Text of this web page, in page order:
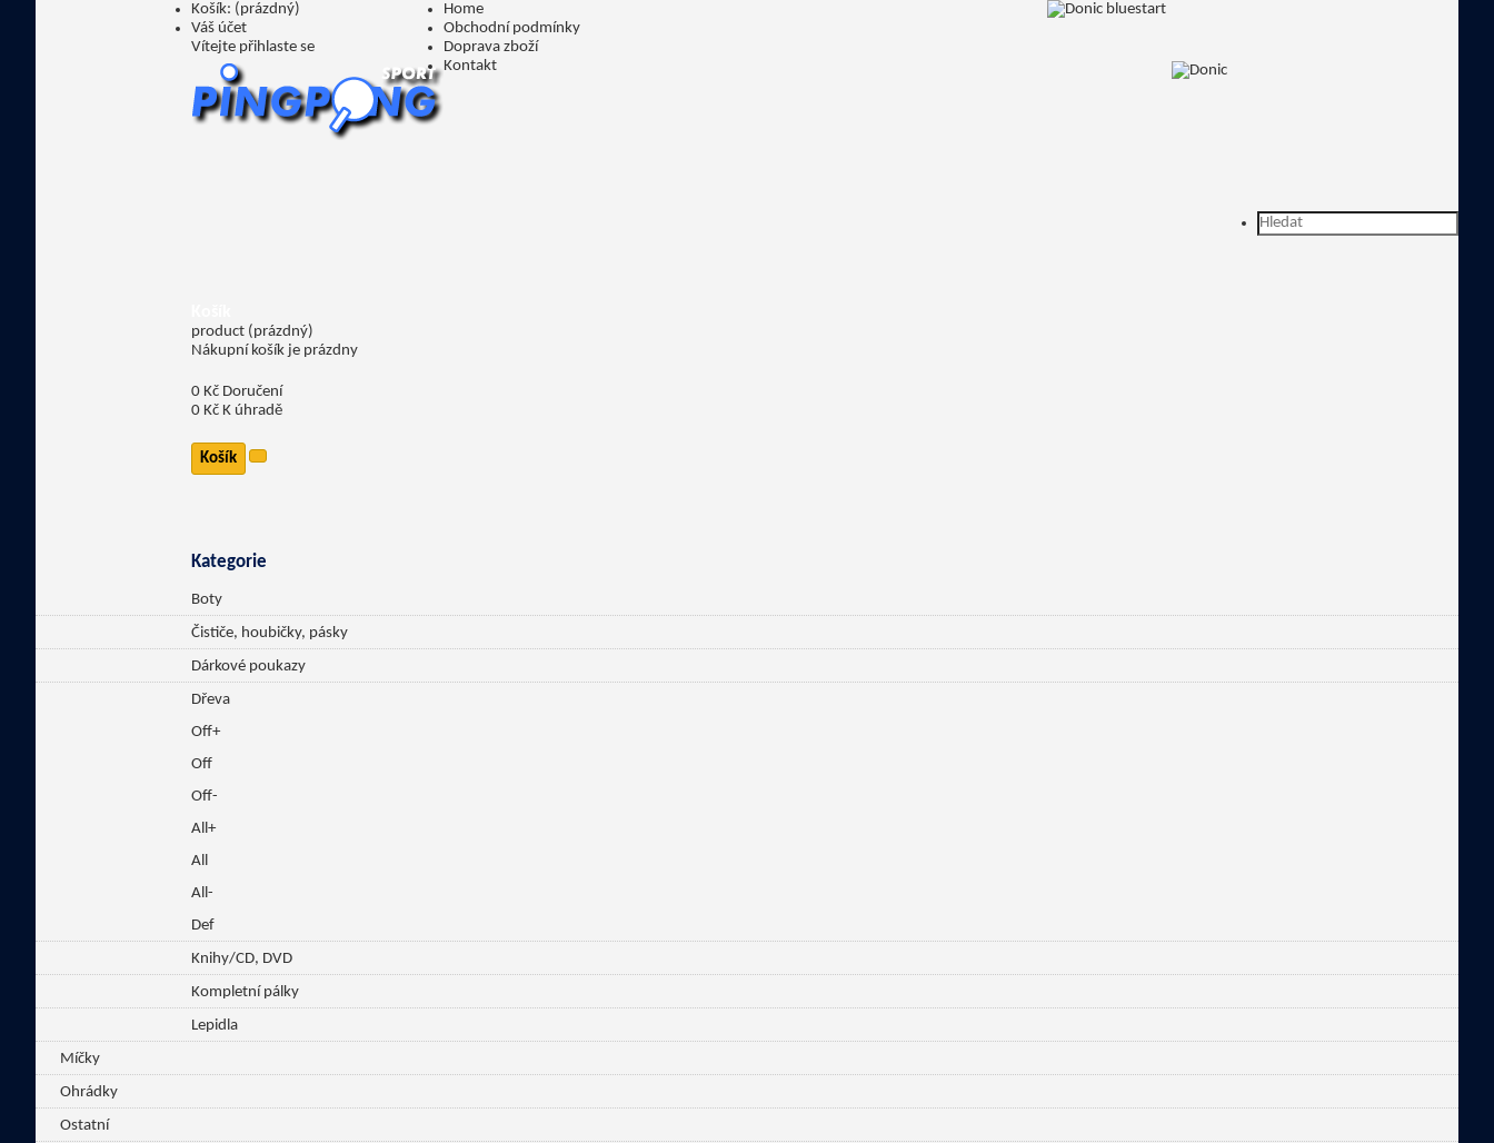
Košík: (prázdný)
Váš účet
Vítejte přihlaste se
Home
Obchodní podmínky
Doprava zboží
Kontakt
product (prázdný)
Nákupní košík je prázdny
0 Kč Doručení
0 Kč K úhradě
Košík
Kategorie
Boty
Čističe, houbičky, pásky
Dárkové poukazy
Dřeva
Off+
Off
Off-
All+
All
All-
Def
Knihy/CD, DVD
Kompletní pálky
Lepidla
Míčky
Ohrádky
Ostatní